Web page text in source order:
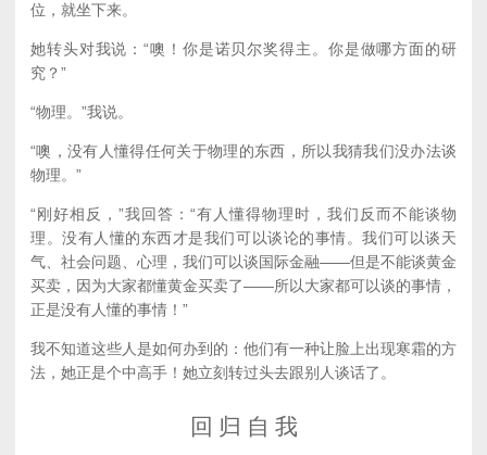
位，就坐下来。
她转头对我说：“噢！你是诺贝尔奖得主。你是做哪方面的研
究？”
“物理。”我说。
“噢，没有人懂得任何关于物理的东西，所以我猜我们没办法谈
物理。”
“刚好相反，”我回答：“有人懂得物理时，我们反而不能谈物
理。没有人懂的东西才是我们可以谈论的事情。我们可以谈天
气、社会问题、心理，我们可以谈国际金融——但是不能谈黄金
买卖，因为大家都懂黄金买卖了——所以大家都可以谈的事情，
正是没有人懂的事情！”
我不知道这些人是如何办到的：他们有一种让脸上出现寒霜的方
法，她正是个中高手！她立刻转过头去跟别人谈话了。
回 归 自 我